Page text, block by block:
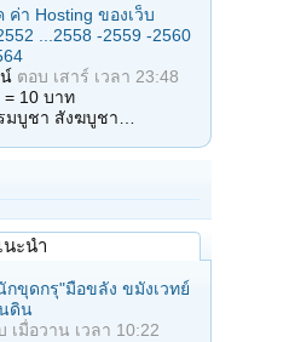
ค่า Hosting ของเว็บ
...2558 -2559 -2560
ตอบ เสาร์ เวลา 23:48
10 บาท
มบูชา สังฆบูชา…
นะนำ
กขุดกรุ"มือขลัง ขมังเวทย์
ดิน
เมื่อวาน เวลา 10:22